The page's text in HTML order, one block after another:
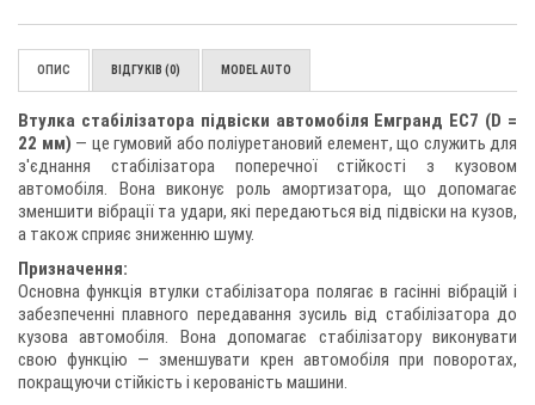
ОПИС ВІДГУКІВ (0) MODEL AUTO
Втулка стабілізатора підвіски автомобіля Емгранд ЕС7 (D =
22 мм) — це гумовий або поліуретановий елемент, що служить для
з'єднання стабілізатора поперечної стійкості з кузовом
автомобіля. Вона виконує роль амортизатора, що допомагає
зменшити вібрації та удари, які передаються від підвіски на кузов,
а також сприяє зниженню шуму.
Призначення:
Основна функція втулки стабілізатора полягає в гасінні вібрацій і
забезпеченні плавного передавання зусиль від стабілізатора до
кузова автомобіля. Вона допомагає стабілізатору виконувати
свою функцію — зменшувати крен автомобіля при поворотах,
покращуючи стійкість і керованість машини.